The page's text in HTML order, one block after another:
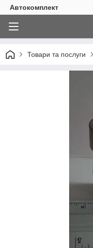
Автокомплект
Товари та послуги